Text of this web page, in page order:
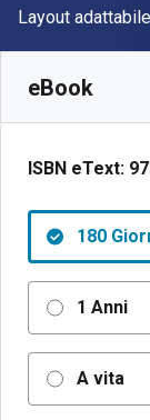
Formato
Layout adattabile
eBook
ISBN eText:
180
1 Anni
A vita